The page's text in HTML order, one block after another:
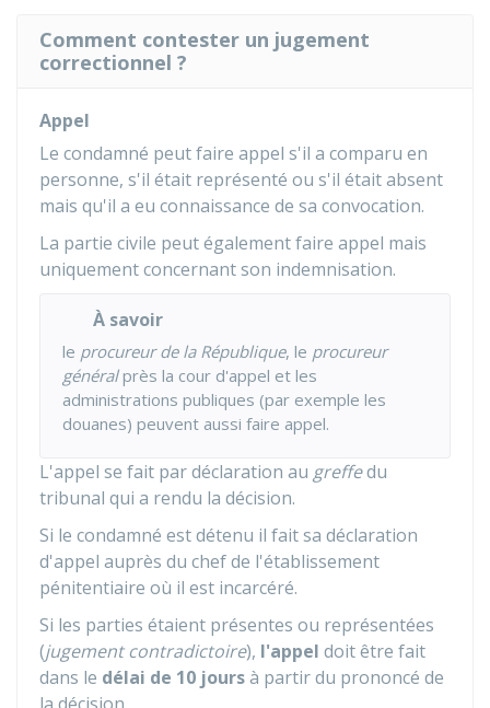
Comment contester un jugement
correctionnel ?
Appel
Le condamné peut faire appel s'il a comparu en
personne, s'il était représenté ou s'il était absent
mais qu'il a eu connaissance de sa convocation.
La partie civile peut également faire appel mais
uniquement concernant son indemnisation.
À savoir
le procureur de la République, le procureur
généralprès la cour d'appel et les
administrations publiques (par exemple les
douanes) peuvent aussi faire appel.
L'appel se fait par déclaration au greffedu
tribunal qui a rendu la décision.
Si le condamné est détenu il fait sa déclaration
d'appel auprès du chef de l'établissement
pénitentiaire où il est incarcéré.
Si les parties étaient présentes ou représentées
(jugement contradictoire), l'appel doit être fait
dans le délai de 10 joursà partir du prononcé de